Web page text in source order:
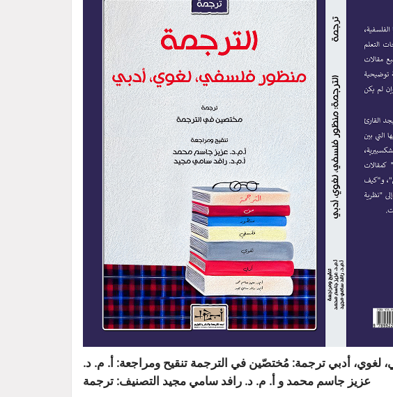
لغوي، أدبي ترجمة: مُختصّين في الترجمة تنقيح ومراجعة: أ‌. م. د.
عزيز جاسم محمد و أ. م. د. رافد سامي مجيد التصنيف: ترجمة